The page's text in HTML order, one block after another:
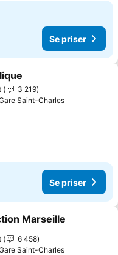
Se priser
i Mina Favoriter
3 219
Saint-Charles
Se priser
i Mina Favoriter
Marseille
6 458
Saint-Charles